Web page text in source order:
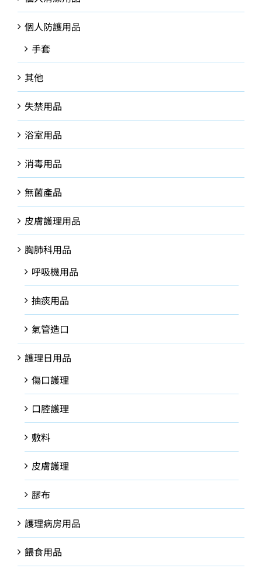
個人防護用品
手套
其他
失禁用品
浴室用品
消毒用品
無菌產品
皮膚護理用品
胸肺科用品
呼吸機用品
抽痰用品
氣管造口
護理日用品
傷口護理
口腔護理
敷料
皮膚護理
膠布
護理病房用品
餵食用品